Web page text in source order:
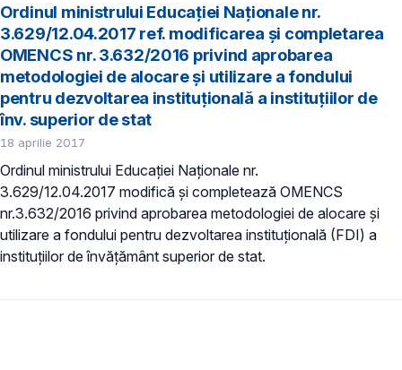
Ordinul ministrului Educației Naționale nr.
3.629/12.04.2017 ref. modificarea și completarea
OMENCS nr. 3.632/2016 privind aprobarea
metodologiei de alocare și utilizare a fondului
pentru dezvoltarea instituțională a instituțiilor de
înv. superior de stat
18 aprilie 2017
Ordinul ministrului Educației Naționale nr.
3.629/12.04.2017 modifică și completează OMENCS
nr.3.632/2016 privind aprobarea metodologiei de alocare și
utilizare a fondului pentru dezvoltarea instituțională (FDI) a
instituțiilor de învățământ superior de stat.